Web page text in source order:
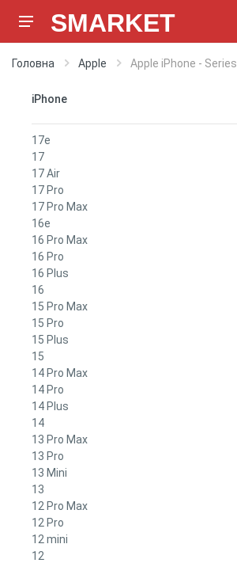
SMARKET
Головна Apple Apple iPhone - Series
iPhone
17e
17
17 Air
17 Pro
17 Pro Max
16e
16 Pro Max
16 Pro
16 Plus
16
15 Pro Max
15 Pro
15 Plus
15
14 Pro Max
14 Pro
14 Plus
14
13 Pro Max
13 Pro
13 Mini
13
12 Pro Max
12 Pro
12 mini
12